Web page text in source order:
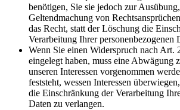
benötigen, Sie sie jedoch zur
Geltendmachung von
das Recht, statt der Löschung die
Verarbeitung Ihrer personenbezogenen
Wenn Sie einen Widerspruch nach
eingelegt haben, muss eine Abwägung
unseren Interessen vorgenommen
feststeht, wessen Interessen
die Einschränkung der Verarbeitung
Daten zu verlangen.